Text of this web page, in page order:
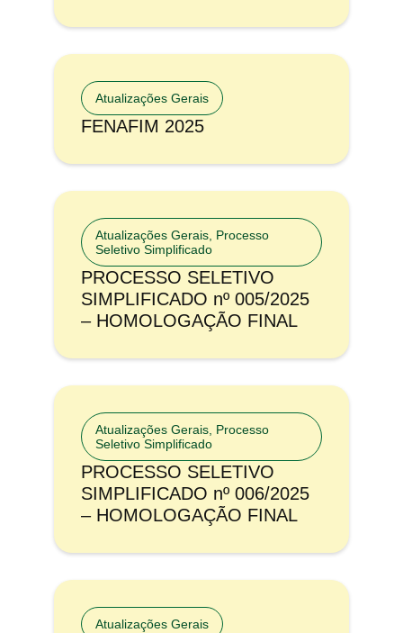
Atualizações Gerais
FENAFIM 2025
Atualizações Gerais Processo
Seletivo Simplificado
PROCESSO SELETIVO
SIMPLIFICADO nº 005/2025
– HOMOLOGAÇÃO FINAL
Atualizações Gerais Processo
Seletivo Simplificado
PROCESSO SELETIVO
SIMPLIFICADO nº 006/2025
– HOMOLOGAÇÃO FINAL
Atualizações Gerais